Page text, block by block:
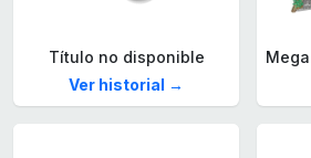
Título no disponible
Ver historial →